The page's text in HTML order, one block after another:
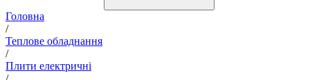
Головна
/
Теплове обладнання
/
Плити електричні